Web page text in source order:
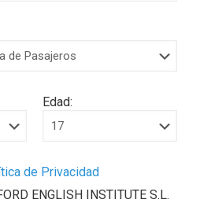
Edad:
de Privacidad
ENGLISH INSTITUTE S.L.